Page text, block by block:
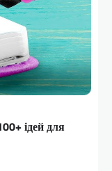
ідей для